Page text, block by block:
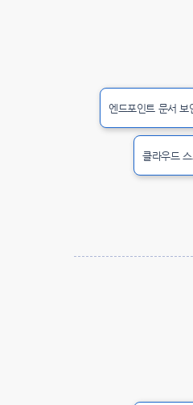
엔드포인트 문서 보
클라우드